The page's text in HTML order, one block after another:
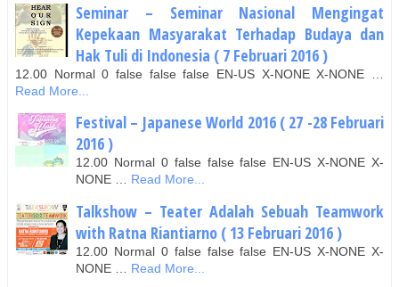
Seminar – Seminar Nasional Mengingat
Kepekaan Masyarakat Terhadap Budaya dan
Hak Tuli di Indonesia ( 7 Februari 2016 )
12.00 Normal 0 false false false EN-US X-NONE X-NONE …
Read More...
Festival – Japanese World 2016 ( 27 -28 Februari
2016 )
12.00 Normal 0 false false false EN-US X-NONE X-
NONE … Read More...
Talkshow – Teater Adalah Sebuah Teamwork
with Ratna Riantiarno ( 13 Februari 2016 )
12.00 Normal 0 false false false EN-US X-NONE X-
NONE …
Read More...